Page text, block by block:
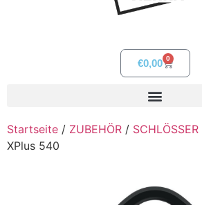
€0,00 0
Startseite / ZUBEHÖR / SCHLÖSSER
XPlus 540